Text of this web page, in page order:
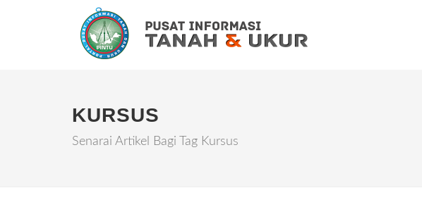
KURSUS
Senarai Artikel Bagi Tag Kursus